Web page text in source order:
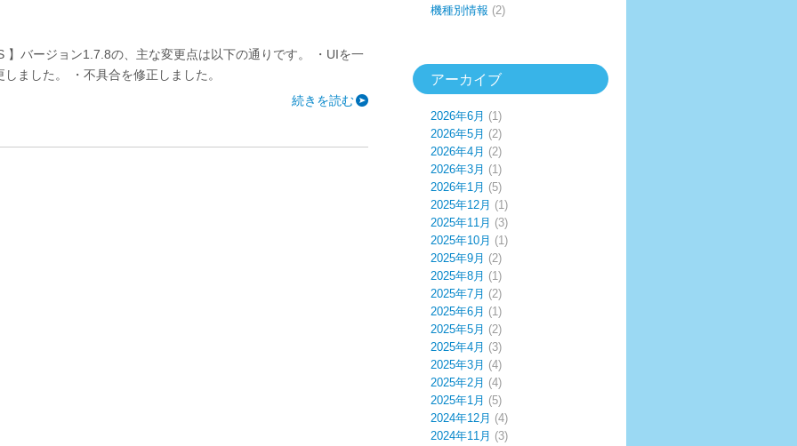
】バージョン1.7.8の、主な変更点は以下の通りです。 ・UIを一
しました。 ・不具合を修正しました。
続きを読む
機種別情報 (2)
アーカイブ
2026年6月 (1)
2026年5月 (2)
2026年4月 (2)
2026年3月 (1)
2026年1月 (5)
2025年12月 (1)
2025年11月 (3)
2025年10月 (1)
2025年9月 (2)
2025年8月 (1)
2025年7月 (2)
2025年6月 (1)
2025年5月 (2)
2025年4月 (3)
2025年3月 (4)
2025年2月 (4)
2025年1月 (5)
2024年12月 (4)
2024年11月 (3)